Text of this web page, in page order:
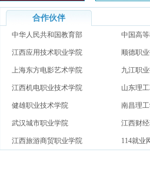
合作伙伴
中华人民共和国教育部 中国高
网）
江西应用技术职业学院 顺德职
上海东方电影艺术学院 九江职
江西机电职业技术学院 山东理
健雄职业技术学院 南昌理
武汉城市职业学院 江西财
江西旅游商贸职业学院 114就业